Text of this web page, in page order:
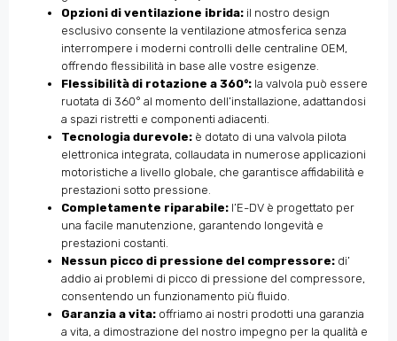
Opzioni di ventilazione ibrida: il nostro design
esclusivo consente la ventilazione atmosferica senza
interrompere i moderni controlli delle centraline OEM,
offrendo flessibilità in base alle vostre esigenze.
Flessibilità di rotazione a 360°: la valvola può essere
ruotata di 360° al momento dell’installazione, adattandosi
a spazi ristretti e componenti adiacenti.
Tecnologia durevole: è dotato di una valvola pilota
elettronica integrata, collaudata in numerose applicazioni
motoristiche a livello globale, che garantisce affidabilità e
prestazioni sotto pressione.
Completamente riparabile: l’E-DV è progettato per
una facile manutenzione, garantendo longevità e
prestazioni costanti.
Nessun picco di pressione del compressore: di’
addio ai problemi di picco di pressione del compressore,
consentendo un funzionamento più fluido.
Garanzia a vita: offriamo ai nostri prodotti una garanzia
a vita, a dimostrazione del nostro impegno per la qualità e